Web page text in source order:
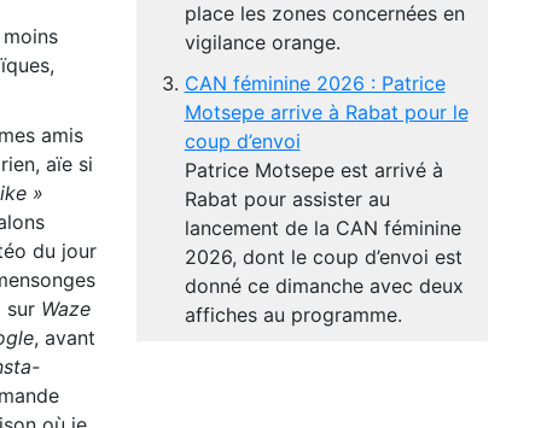
amis
aïe si
»
du jour
sur Waze
, avant
place les zones concernées en
vigilance orange.
CAN féminine 2026 : Patrice
Motsepe arrive à Rabat pour le
coup d’envoi
Patrice Motsepe est arrivé à
Rabat pour assister au
lancement de la CAN féminine
2026, dont le coup d’envoi est
donné ce dimanche avec deux
affiches au programme.